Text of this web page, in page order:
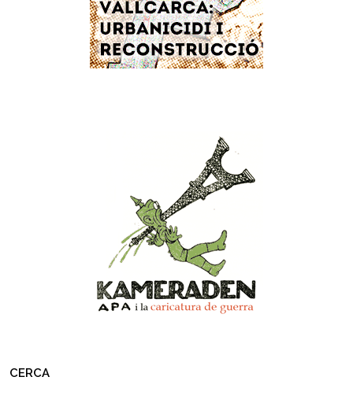
CERCA